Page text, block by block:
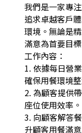
我們是一家專
追求卓越客戶
環境。無論是
滿意為首要目標
工作內容：
1. 依據每日營
確保用餐環境整
2. 為顧客提供
座位使用效率。
3. 向顧客解答
升顧客用餐滿意